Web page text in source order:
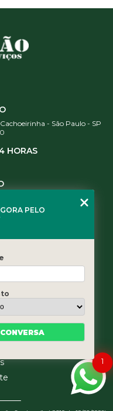
- São Paulo - SP
HORAS
1
PELO